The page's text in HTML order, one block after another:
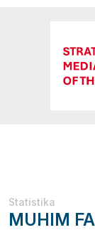
Statistika
MUHIM